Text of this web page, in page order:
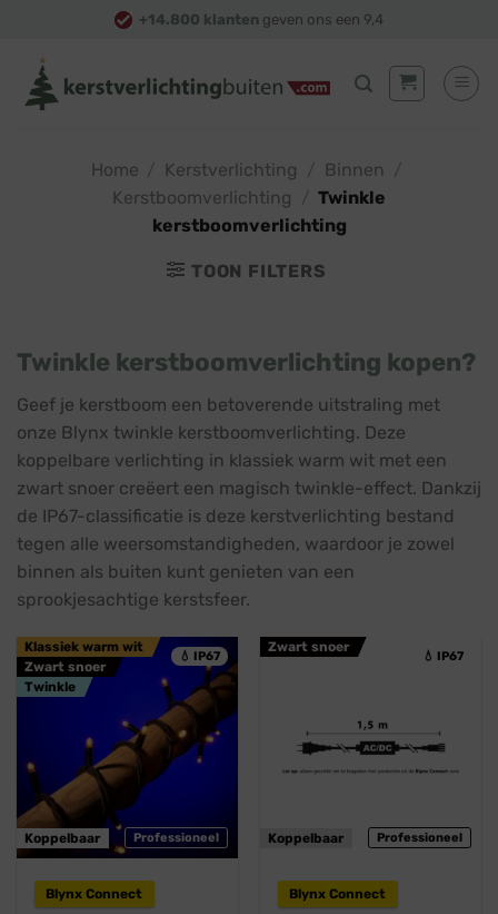
content
+14.800 klanten geven ons een 9,4
Home Kerstverlichting Binnen
Kerstboomverlichting
Twinkle
kerstboomverlichting
TOON FILTERS
Twinkle kerstboomverlichting kopen?
Geef je kerstboom een betoverende uitstraling met
onze Blynx twinkle kerstboomverlichting. Deze
koppelbare verlichting in klassiek warm wit met een
zwart snoer creëert een magisch twinkle-effect. Dankzij
de IP67-classificatie is deze kerstverlichting bestand
tegen alle weersomstandigheden, waardoor je zowel
binnen als buiten kunt genieten van een
sprookjesachtige kerstsfeer.
💧 IP67
Professioneel
Klassiek warm wit
Zwart snoer
Twinkle
Koppelbaar
Blynx Connect
💧 IP67
Professioneel
Zwart snoer
Koppelbaar
Blynx Connect